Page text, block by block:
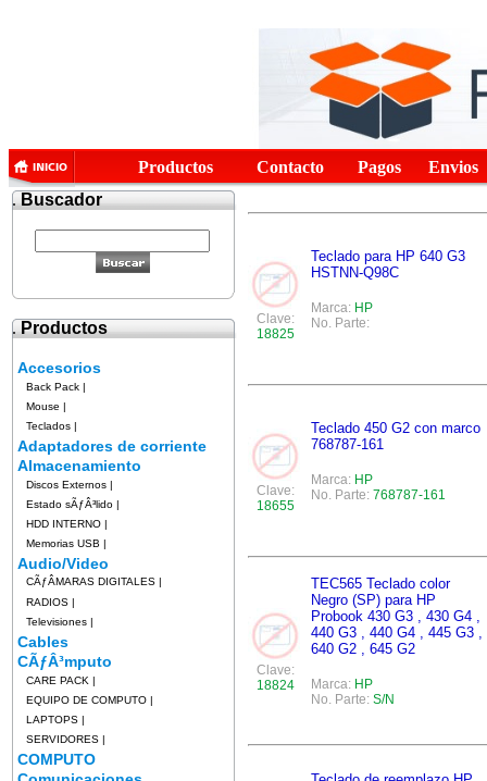
Productos Contacto Pagos
Envios
.Buscador
.Productos
Accesorios
Back Pack |
Mouse |
Teclados |
Adaptadores de corriente
Almacenamiento
Discos Externos |
Estado sÃƒÂ³lido |
HDD INTERNO |
Memorias USB |
Audio/Video
CÃƒÂMARAS DIGITALES |
RADIOS |
Televisiones |
Cables
CÃƒÂ³mputo
CARE PACK |
EQUIPO DE COMPUTO |
LAPTOPS |
SERVIDORES |
COMPUTO
Clave:
18825
Teclado para HP 640 G3
HSTNN-Q98C
Marca: HP
No. Parte:
Clave:
18655
Teclado 450 G2 con marco
768787-161
Marca: HP
No. Parte: 768787-161
Clave:
18824
TEC565 Teclado color
Negro (SP) para HP
Probook 430 G3 , 430 G4 ,
440 G3 , 440 G4 , 445 G3 ,
640 G2 , 645 G2
Marca: HP
No. Parte: S/N